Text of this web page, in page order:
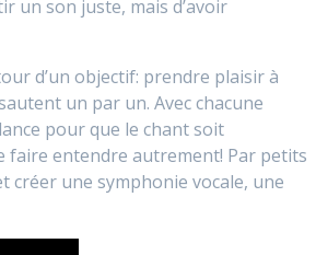
un son juste, mais d’avoir
d’un objectif: prendre plaisir à
un par un. Avec chacune
pour que le chant soit
faire entendre autrement! Par petits
créer une symphonie vocale, une